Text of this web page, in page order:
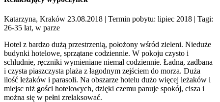
Katarzyna, Kraków 23.08.2018 | Termin pobytu: lipiec 2018 | Tagi:
26-35 lat, w parze
Hotel z bardzo dużą przestrzenią, położony wśród zieleni. Nieduże
budynki hotelowe, sprzątane codziennie. W pokoju czysto i
schludnie, ręczniki wymieniane niemal codziennie. Ładna, zadbana
i czysta piaszczysta plaża z łagodnym zejściem do morza. Duża
ilość leżaków i parasoli. Na obszarze hotelu dużo więcej leżaków i
miejsc niż gości hotelowych, dzięki czemu panuje spokój, cisza i
można się w pełni zrelaksować.